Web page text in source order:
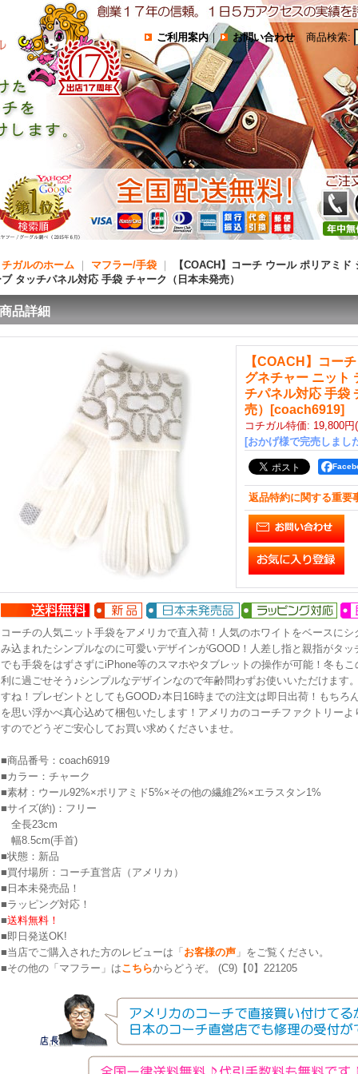
ご利用案内｜ お問い合わせ 商品検索:
ガルのホーム マフラー/手袋
【COACH】コーチ ウール ポリアミ
タッチパネル対応 手袋 チャーク（日本未発売）
商品詳細
【COACH】コー
グネチャー ニット
チパネル対応 手袋
売）
[coach6919]
コチガル特価: 19,800円
[おかげ様で完売しまし
返品特約に関する重要
コーチの人気ニット手袋をアメリカで直入荷！人気のホワイトをベースに
み込まれたシンプルなのに可愛いデザインがGOOD！人差し指と親指がタ
でも手袋をはずさずにiPhone等のスマホやタブレットの操作が可能！冬も
利に過ごせそう♪シンプルなデザインなので年齢問わずお使いいただけます
すね！プレゼントとしてもGOOD♪本日16時までの注文は即日出荷！もちろ
を思い浮かべ真心込めて梱包いたします！アメリカのコーチファクトリー
すのでどうぞご安心してお買い求めくださいませ。
■商品番号：coach6919
■カラー：チャーク
■素材：ウール92%×ポリアミド5%×その他の繊維2%×エラスタン1%
■サイズ(約)：フリー
全長23cm
幅8.5cm(手首)
■状態：新品
■買付場所：コーチ直営店（アメリカ）
■日本未発売品！
■ラッピング対応！
■送料無料！
■即日発送OK!
■当店でご購入された方のレビューは「 お客様の声 」をご覧ください。
■その他の「マフラー」はこちらからどうぞ。 (C9)【0】221205